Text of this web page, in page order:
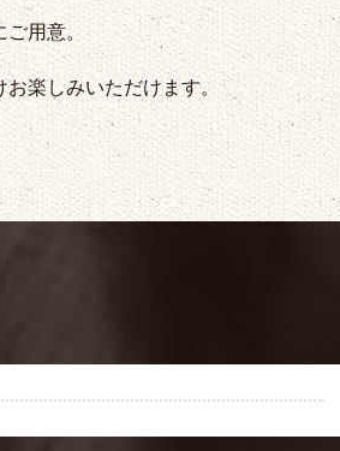
用意。
お楽しみいただけます。